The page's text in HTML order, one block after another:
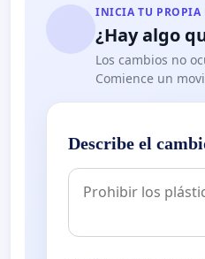
INICIA TU PROPIA
¿Hay algo
Los cambios no
Comience un
Describe el